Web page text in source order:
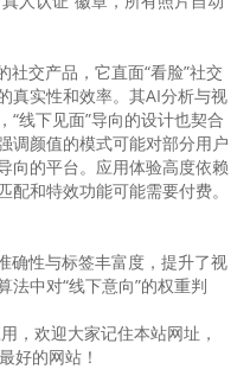
社交产品，它直面“看脸”社交
真实性和效率。其AI分析与视
线下见面”导向的设计也契合
调颜值的模式可能对部分用户
向的平台。应用体验高度依赖
和特效功能可能需要付费。
确性与标签丰富度，提升了视
法中对“线下意向”的权重判
，欢迎大家记住本站网址，
好的网站！